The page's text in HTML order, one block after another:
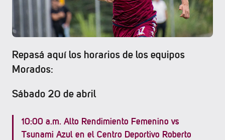
Repasá aquí los horarios de los equipos
Morados:
Sábado 20 de abril
10:00 a.m. Alto Rendimiento Femenino vs
Tsunami Azul en el Centro Deportivo Roberto